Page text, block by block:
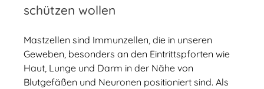
schützen wollen
Mastzellen sind Immunzellen, die in unseren
Geweben, besonders an den Eintrittspforten wie
Haut, Lunge und Darm in der Nähe von
Blutgefäßen und Neuronen positioniert sind. Als